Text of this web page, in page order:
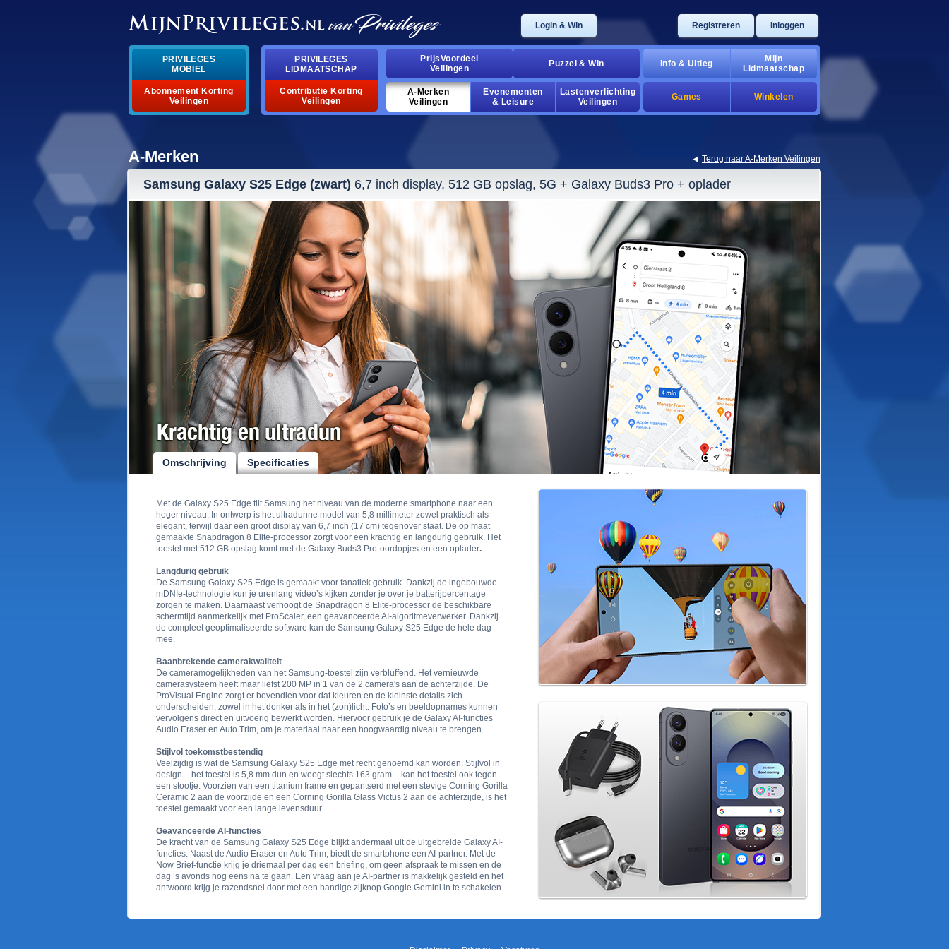
Login & Win Registreren Inloggen
PRIVILEGES
MOBIEL
Abonnement Korting
Veilingen
PRIVILEGES
LIDMAATSCHAP
Contributie Korting
Veilingen
PrijsVoordeel
Veilingen
Puzzel & Win
A-Merken
Veilingen
Evenementen
& Leisure
Lastenverlichting
Veilingen
Info & Uitleg
Mijn
Lidmaatschap
Games Winkelen
Terug naar A-Merken Veilingen
A-Merken
Samsung Galaxy S25 Edge (zwart) 6,7 inch display, 512 GB opslag, 5G + Galaxy Buds3 Pro + oplader
Omschrijving Specificaties
Met de Galaxy S25 Edge tilt Samsung het niveau van de moderne smartphone naar een
hoger niveau. In ontwerp is het ultradunne model van 5,8 millimeter zowel praktisch als
elegant, terwijl daar een groot display van 6,7 inch (17 cm) tegenover staat. De op maat
gemaakte Snapdragon 8 Elite-processor zorgt voor een krachtig en langdurig gebruik. Het
toestel met 512 GB opslag komt met de Galaxy Buds3 Pro-oordopjes en een oplader.
Langdurig gebruik
De Samsung Galaxy S25 Edge is gemaakt voor fanatiek gebruik. Dankzij de ingebouwde
mDNIe-technologie kun je urenlang video’s kijken zonder je over je batterijpercentage
zorgen te maken. Daarnaast verhoogt de Snapdragon 8 Elite-processor de beschikbare
schermtijd aanmerkelijk met ProScaler, een geavanceerde AI-algoritmeverwerker. Dankzij
de compleet geoptimaliseerde software kan de Samsung Galaxy S25 Edge de hele dag
mee.
Baanbrekende camerakwaliteit
De cameramogelijkheden van het Samsung-toestel zijn verbluffend. Het vernieuwde
camerasysteem heeft maar liefst 200 MP in 1 van de 2 camera's aan de achterzijde. De
ProVisual Engine zorgt er bovendien voor dat kleuren en de kleinste details zich
onderscheiden, zowel in het donker als in het (zon)licht. Foto’s en beeldopnames kunnen
vervolgens direct en uitvoerig bewerkt worden. Hiervoor gebruik je de Galaxy AI-functies
Audio Eraser en Auto Trim, om je materiaal naar een hoogwaardig niveau te brengen.
Stijlvol toekomstbestendig
Veelzijdig is wat de Samsung Galaxy S25 Edge met recht genoemd kan worden. Stijlvol in
design – het toestel is 5,8 mm dun en weegt slechts 163 gram – kan het toestel ook tegen
een stootje. Voorzien van een titanium frame en gepantserd met een stevige Corning Gorilla
Ceramic 2 aan de voorzijde en een Corning Gorilla Glass Victus 2 aan de achterzijde, is het
toestel gemaakt voor een lange levensduur.
Geavanceerde AI-functies
De kracht van de Samsung Galaxy S25 Edge blijkt andermaal uit de uitgebreide Galaxy AI-
functies. Naast de Audio Eraser en Auto Trim, biedt de smartphone een AI-partner. Met de
Now Brief-functie krijg je driemaal per dag een briefing, om geen afspraak te missen en de
dag ’s avonds nog eens na te gaan. Een vraag aan je AI-partner is makkelijk gesteld en het
antwoord krijg je razendsnel door met een handige zijknop Google Gemini in te schakelen.